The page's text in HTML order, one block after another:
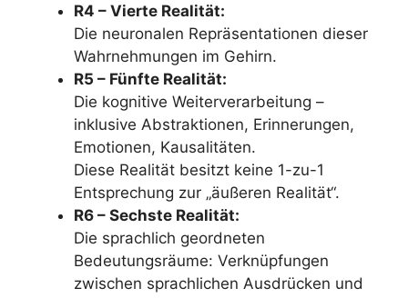
R4 – Vierte Realität:
Die neuronalen Repräsentationen dieser
Wahrnehmungen im Gehirn.
R5 – Fünfte Realität:
Die kognitive Weiterverarbeitung –
inklusive Abstraktionen, Erinnerungen,
Emotionen, Kausalitäten.
Diese Realität besitzt keine 1-zu-1
Entsprechung zur „äußeren Realität“.
R6 – Sechste Realität:
Die sprachlich geordneten
Bedeutungsräume: Verknüpfungen
zwischen sprachlichen Ausdrücken und